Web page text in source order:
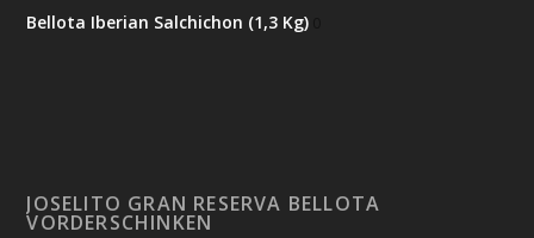
Bellota Iberian Salchichon (1,3 Kg)
JOSELITO GRAN RESERVA BELLOTA
VORDERSCHINKEN